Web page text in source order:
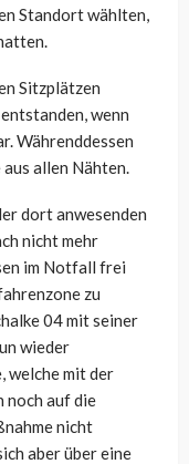
Standort wählten,
Sitzplätzen
wenn
Währenddessen
allen Nähten.
dort anwesenden
nicht mehr
im Notfall frei
zu
04 mit seiner
wieder
welche mit der
noch auf die
nicht
aber über eine